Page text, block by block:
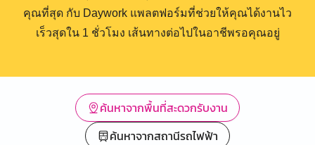
คุณที่สุด กับ Daywork แพลตฟอร์มที่ช่วยให้คุณได้งานไว
เร็วสุดใน 1 ชั่วโมง เส้นทางต่อไปในอาชีพรอคุณอยู่
ค้นหาจากพื้นที่สะดวกรับงาน
ค้นหาจากสถานีรถไฟฟ้า